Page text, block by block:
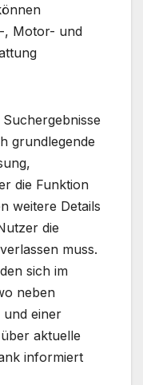
, Motor- und
grundlegende
die Funktion
weitere Details
die
muss.
sich im
neben
und einer
aktuelle
informiert